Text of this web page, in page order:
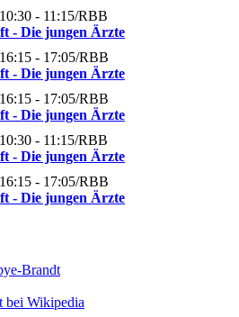
10:30 - 11:15/RBB
- Die jungen Ärzte
16:15 - 17:05/RBB
- Die jungen Ärzte
16:15 - 17:05/RBB
- Die jungen Ärzte
10:30 - 11:15/RBB
- Die jungen Ärzte
16:15 - 17:05/RBB
- Die jungen Ärzte
Brandt
bei Wikipedia